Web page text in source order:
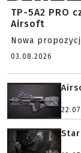
TP-5A2 PRO
Airsoft
Nowa
03.08.2026